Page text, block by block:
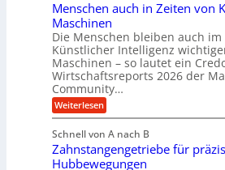
n
d
H
y
d
r
a
u
k
d
l
a
n
g
l
e
b
i
g
e
o
n
e
s
s
t
e
i
g
e
r
Menschen auch in Zeiten von
Maschinen
Die Menschen bleiben auch
Künstlicher Intelligenz
Maschinen – so lautet ein
Wirtschaftsreports 2026 der
Community…
Weiterlesen:
M
n
s
c
Schnell von A nach B
Zahnstangengetriebe für
Hubbewegungen